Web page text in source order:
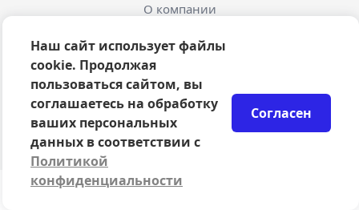
О компании
Политика конфиденциальности
Согласие на обработку персональных данных
Правила возврата билетов
Возврат билетов
Организаторам
© 2024-2026 ООО Сцена
Наш сайт использует файлы
cookie. Продолжая
пользоваться сайтом, вы
соглашаетесь на обработку
ваших персональных
данных в соответствии с
Политикой
конфиденциальности
Согласен